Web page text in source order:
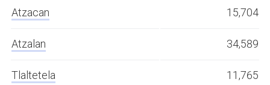
Atzacan 15,704
Atzalan 34,589
Tlaltetela 11,765